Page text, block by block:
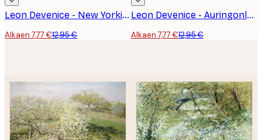
Leon Devenice - New Yorkin Kadut Juliste
Alkaen 7,77 €12,95 €
Leon Devenice - Auringonlaskuranta Juliste
Alkaen 7,77 €12,95 €